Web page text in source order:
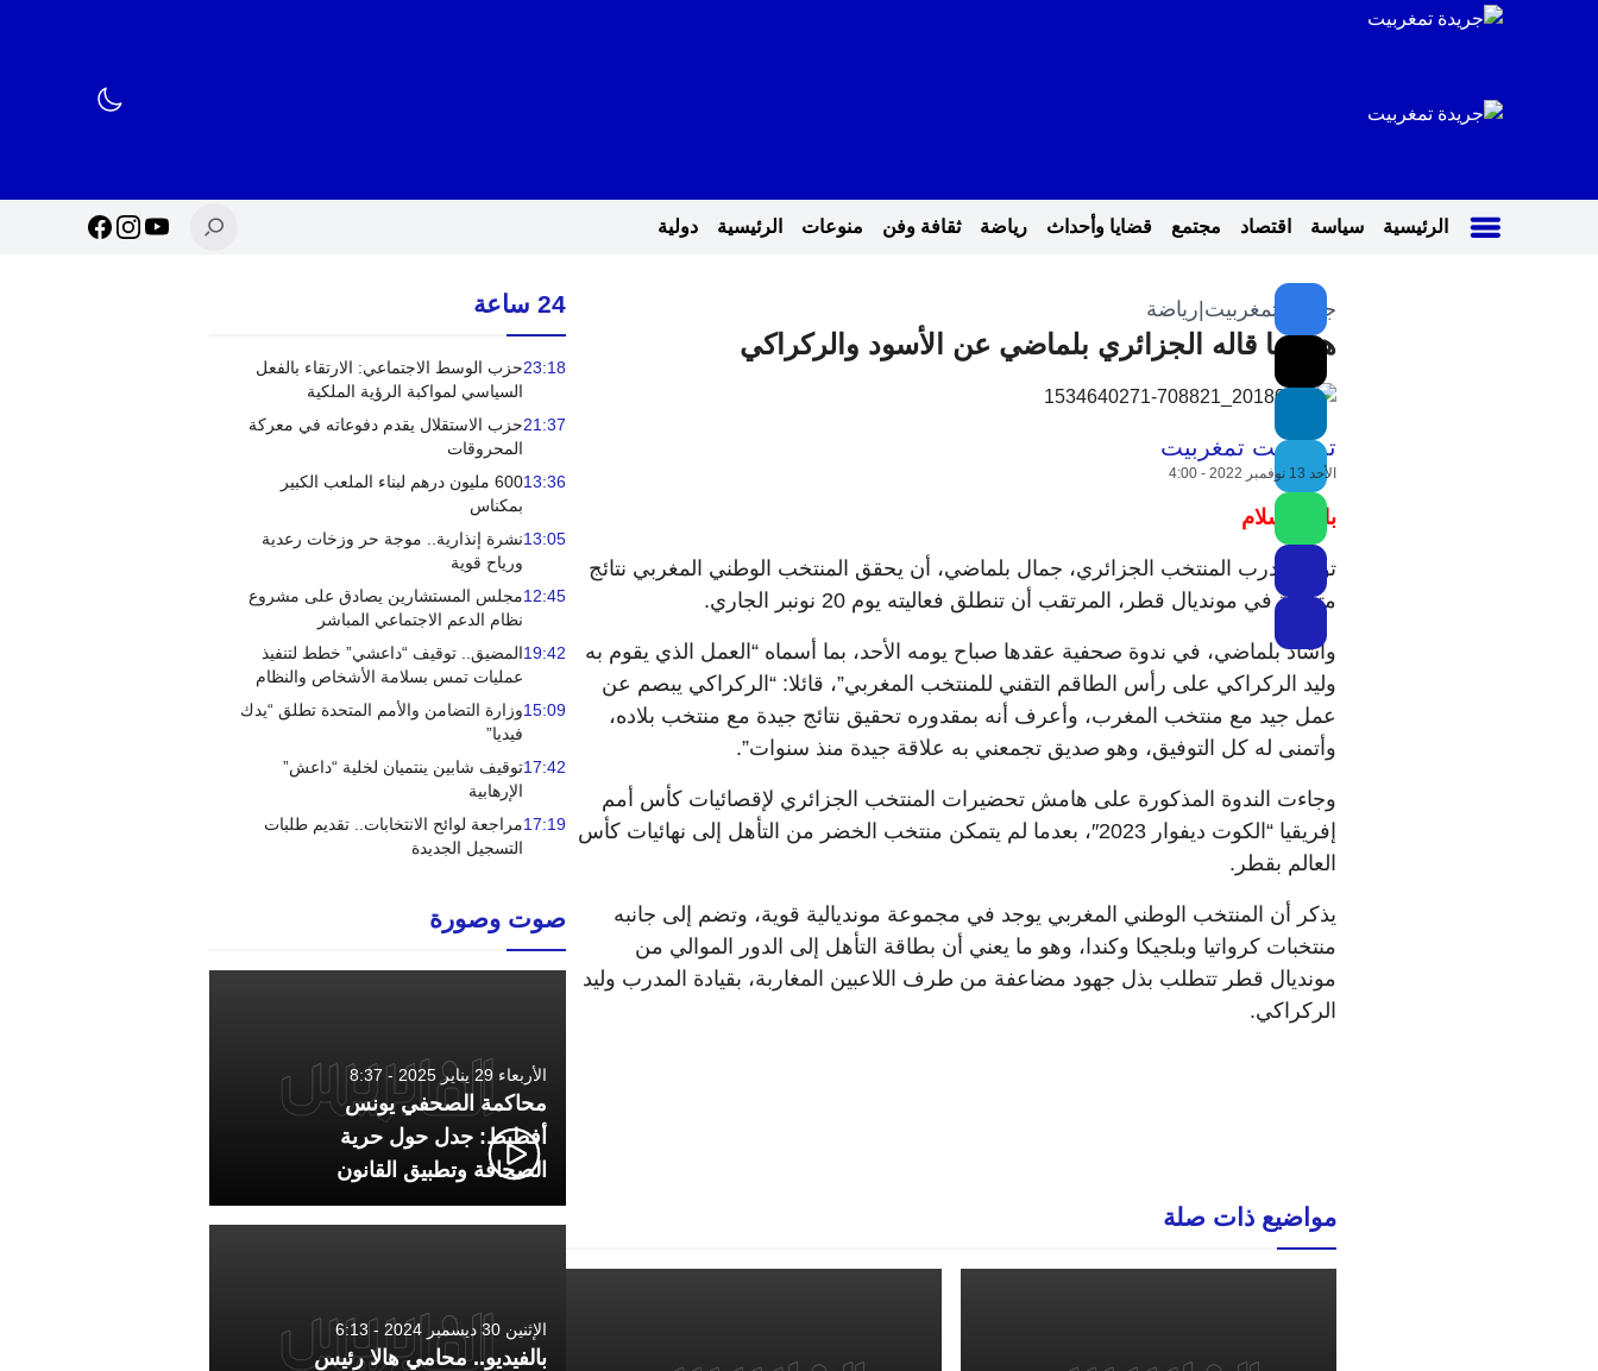
الرئيسية سياسة اقتصاد مجتمع قضايا وأحداث رياضة ثقافة وفن منوعات الرئيسية دولية
جريدة تمغربيت رياضة
هذا ما قاله الجزائري بلماضي عن الأسود والركراكي
تمغربيت تمغربيت
الأحد 13 نوفمبر 2022 - 4:00
بلخير سلام
توقع مدرب المنتخب الجزائري، جمال بلماضي، أن يحقق المنتخب الوطني المغربي نتائج
متميزة في مونديال قطر، المرتقب أن تنطلق فعاليته يوم 20 نونبر الجاري.
وأشاد بلماضي، في ندوة صحفية عقدها صباح يومه الأحد، بما أسماه “العمل الذي يقوم به
وليد الركراكي على رأس الطاقم التقني للمنتخب المغربي”، قائلا: “الركراكي يبصم عن
عمل جيد مع منتخب المغرب، وأعرف أنه بمقدوره تحقيق نتائج جيدة مع منتخب بلاده،
وأتمنى له كل التوفيق، وهو صديق تجمعني به علاقة جيدة منذ سنوات”.
وجاءت الندوة المذكورة على هامش تحضيرات المنتخب الجزائري لإقصائيات كأس أمم
إفريقيا “الكوت ديفوار 2023″، بعدما لم يتمكن منتخب الخضر من التأهل إلى نهائيات كأس
العالم بقطر.
يذكر أن المنتخب الوطني المغربي يوجد في مجموعة مونديالية قوية، وتضم إلى جانبه
منتخبات كرواتيا وبلجيكا وكندا، وهو ما يعني أن بطاقة التأهل إلى الدور الموالي من
مونديال قطر تتطلب بذل جهود مضاعفة من طرف اللاعبين المغاربة، بقيادة المدرب وليد
الركراكي.
مواضيع ذات صلة
24 ساعة
23:18حزب الوسط الاجتماعي: الارتقاء بالفعل
السياسي لمواكبة الرؤية الملكية
21:37حزب الاستقلال يقدم دفوعاته في معركة
المحروقات
13:36
600 مليون درهم لبناء الملعب الكبير
بمكناس
13:05نشرة إنذارية.. موجة حر وزخات رعدية
ورياح قوية
12:45مجلس المستشارين يصادق على مشروع
نظام الدعم الاجتماعي المباشر
19:42المضيق.. توقيف “داعشي” خطط لتنفيذ
عمليات تمس بسلامة الأشخاص والنظام
15:09وزارة التضامن والأمم المتحدة تطلق “يدك
فيديا”
17:42توقيف شابين ينتميان لخلية “داعش”
الإرهابية
17:19مراجعة لوائح الانتخابات.. تقديم طلبات
التسجيل الجديدة
صوت وصورة
الأربعاء 29 يناير 2025 - 8:37
محاكمة الصحفي يونس
أفطيط: جدل حول حرية
الصحافة وتطبيق القانون
الإثنين 30 ديسمبر 2024 - 6:13
بالفيديو.. محامي هالا رئيس